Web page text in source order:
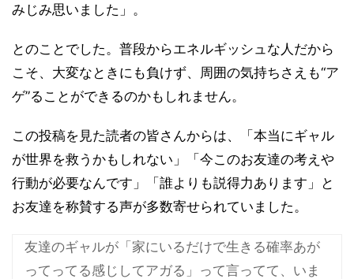
みじみ思いました」。
とのことでした。普段からエネルギッシュな人だから
こそ、大変なときにも負けず、周囲の気持ちさえも“ア
ゲ”ることができるのかもしれません。
この投稿を見た読者の皆さんからは、「本当にギャル
が世界を救うかもしれない」「今このお友達の考えや
行動が必要なんです」「誰よりも説得力あります」と
お友達を称賛する声が多数寄せられていました。
友達のギャルが「家にいるだけで生きる確率あが
ってってる感じしてアガる」って言ってて、いま